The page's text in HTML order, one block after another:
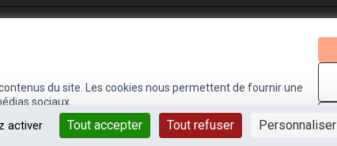
activer Tout accepter Tout refuser Personnaliser
du site. Les cookies nous permettent de fournir une
sociaux.